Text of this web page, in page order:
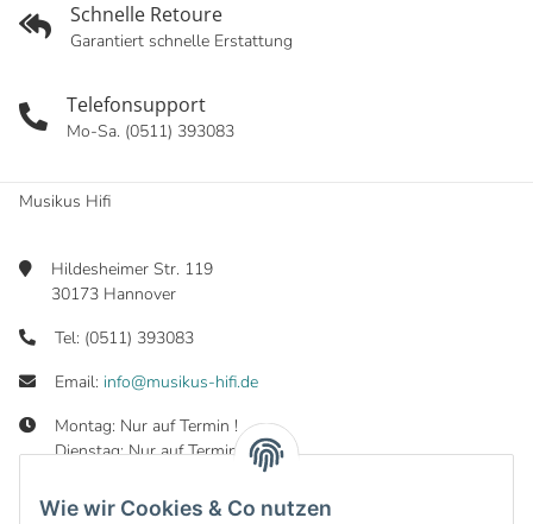
Wie wir Cookies & Co nutzen
Schnelle Retoure
Garantiert schnelle Erstattung
Telefonsupport
Mo-Sa. (0511) 393083
Musikus Hifi
Hildesheimer Str. 119
30173 Hannover
Tel: (0511) 393083
Email: info@musikus-hifi.de
Montag: Nur auf Termin !
Dienstag: Nur auf Termin !
Mittwoch: 10:00 - 19:00 Uhr
Donnerstag: 10:00 - 19:00 Uhr